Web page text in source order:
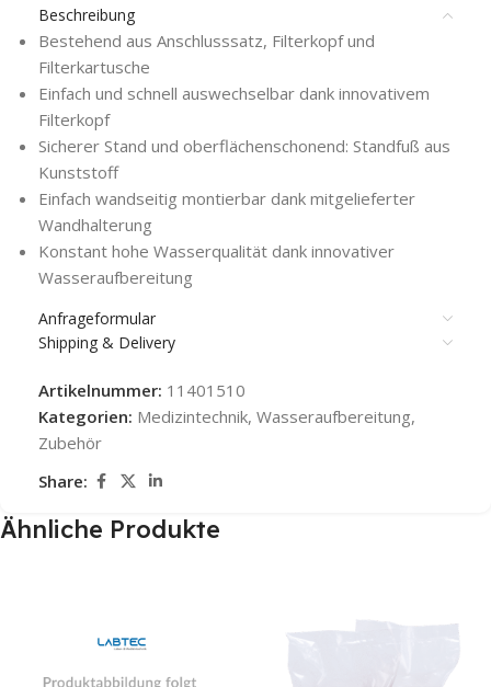
Beschreibung
Bestehend aus Anschlusssatz, Filterkopf und
Filterkartusche
Einfach und schnell auswechselbar dank innovativem
Filterkopf
Sicherer Stand und oberflächenschonend: Standfuß aus
Kunststoff
Einfach wandseitig montierbar dank mitgelieferter
Wandhalterung
Konstant hohe Wasserqualität dank innovativer
Wasseraufbereitung
Anfrageformular
Shipping & Delivery
Artikelnummer: 11401510
Kategorien: Medizintechnik, Wasseraufbereitung,
Zubehör
Share:
Ähnliche Produkte